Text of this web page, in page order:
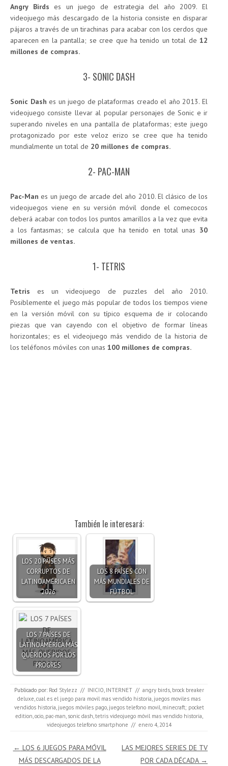
Angry Birds es un juego de estrategia del año 2009. El
videojuego más descargado de la historia consiste en disparar
pájaros a través de un tirachinas para acabar con los cerdos que
aparecen en la pantalla; se cree que ha tenido un total de 12
millones de compras.
3- SONIC DASH
Sonic Dash es un juego de plataformas creado el año 2013. El
videojuego consiste llevar al popular personajes de Sonic e ir
superando niveles en una pantalla de plataformas; este juego
protagonizado por este veloz erizo se cree que ha tenido
mundialmente un total de 20 millones de compras.
2- PAC-MAN
Pac-Man es un juego de arcade del año 2010. El clásico de los
videojuegos viene en su versión móvil donde el comecocos
deberá acabar con todos los puntos amarillos a la vez que evita
a los fantasmas; se calcula que ha tenido en total unas 30
millones de ventas.
1- TETRIS
Tetris es un videojuego de puzzles del año 2010.
Posiblemente el juego más popular de todos los tiempos viene
en la versión móvil con su típico esquema de ir colocando
piezas que van cayendo con el objetivo de formar líneas
horizontales; es el videojuego más vendido de la historia de
los teléfonos móviles con unas 100 millones de compras.
También le interesará:
LOS 20 PAÍSES MÁS
CORRUPTOS DE
LATINOAMÉRICA EN
2026
LOS 8 PAÍSES CON
MÁS MUNDIALES DE
FÚTBOL
LOS 7 PAÍSES DE
LATINOAMÉRICA MÁS
QUERIDOS POR LOS
PROGRES
Publicado por: Rod Stylezz // INICIO, INTERNET // angry birds, brock breaker
deluxe,cual es el juego para movil mas vendido historia, juegos moviles mas
vendidos historia, juegos móviles pago, juegos telefono movil, minecraft; pocket
edition,ocio, pac-man, sonic dash,tetris videojuego móvil mas vendido historia,
videojuegos telefono smartphone // enero 4, 2014
Navegación de entradas
← LOS 6 JUEGOS PARA MÓVIL
MÁS DESCARGADOS DE LA
LAS MEJORES SERIES DE TV
POR CADA DÉCADA →